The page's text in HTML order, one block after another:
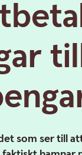
som ser till